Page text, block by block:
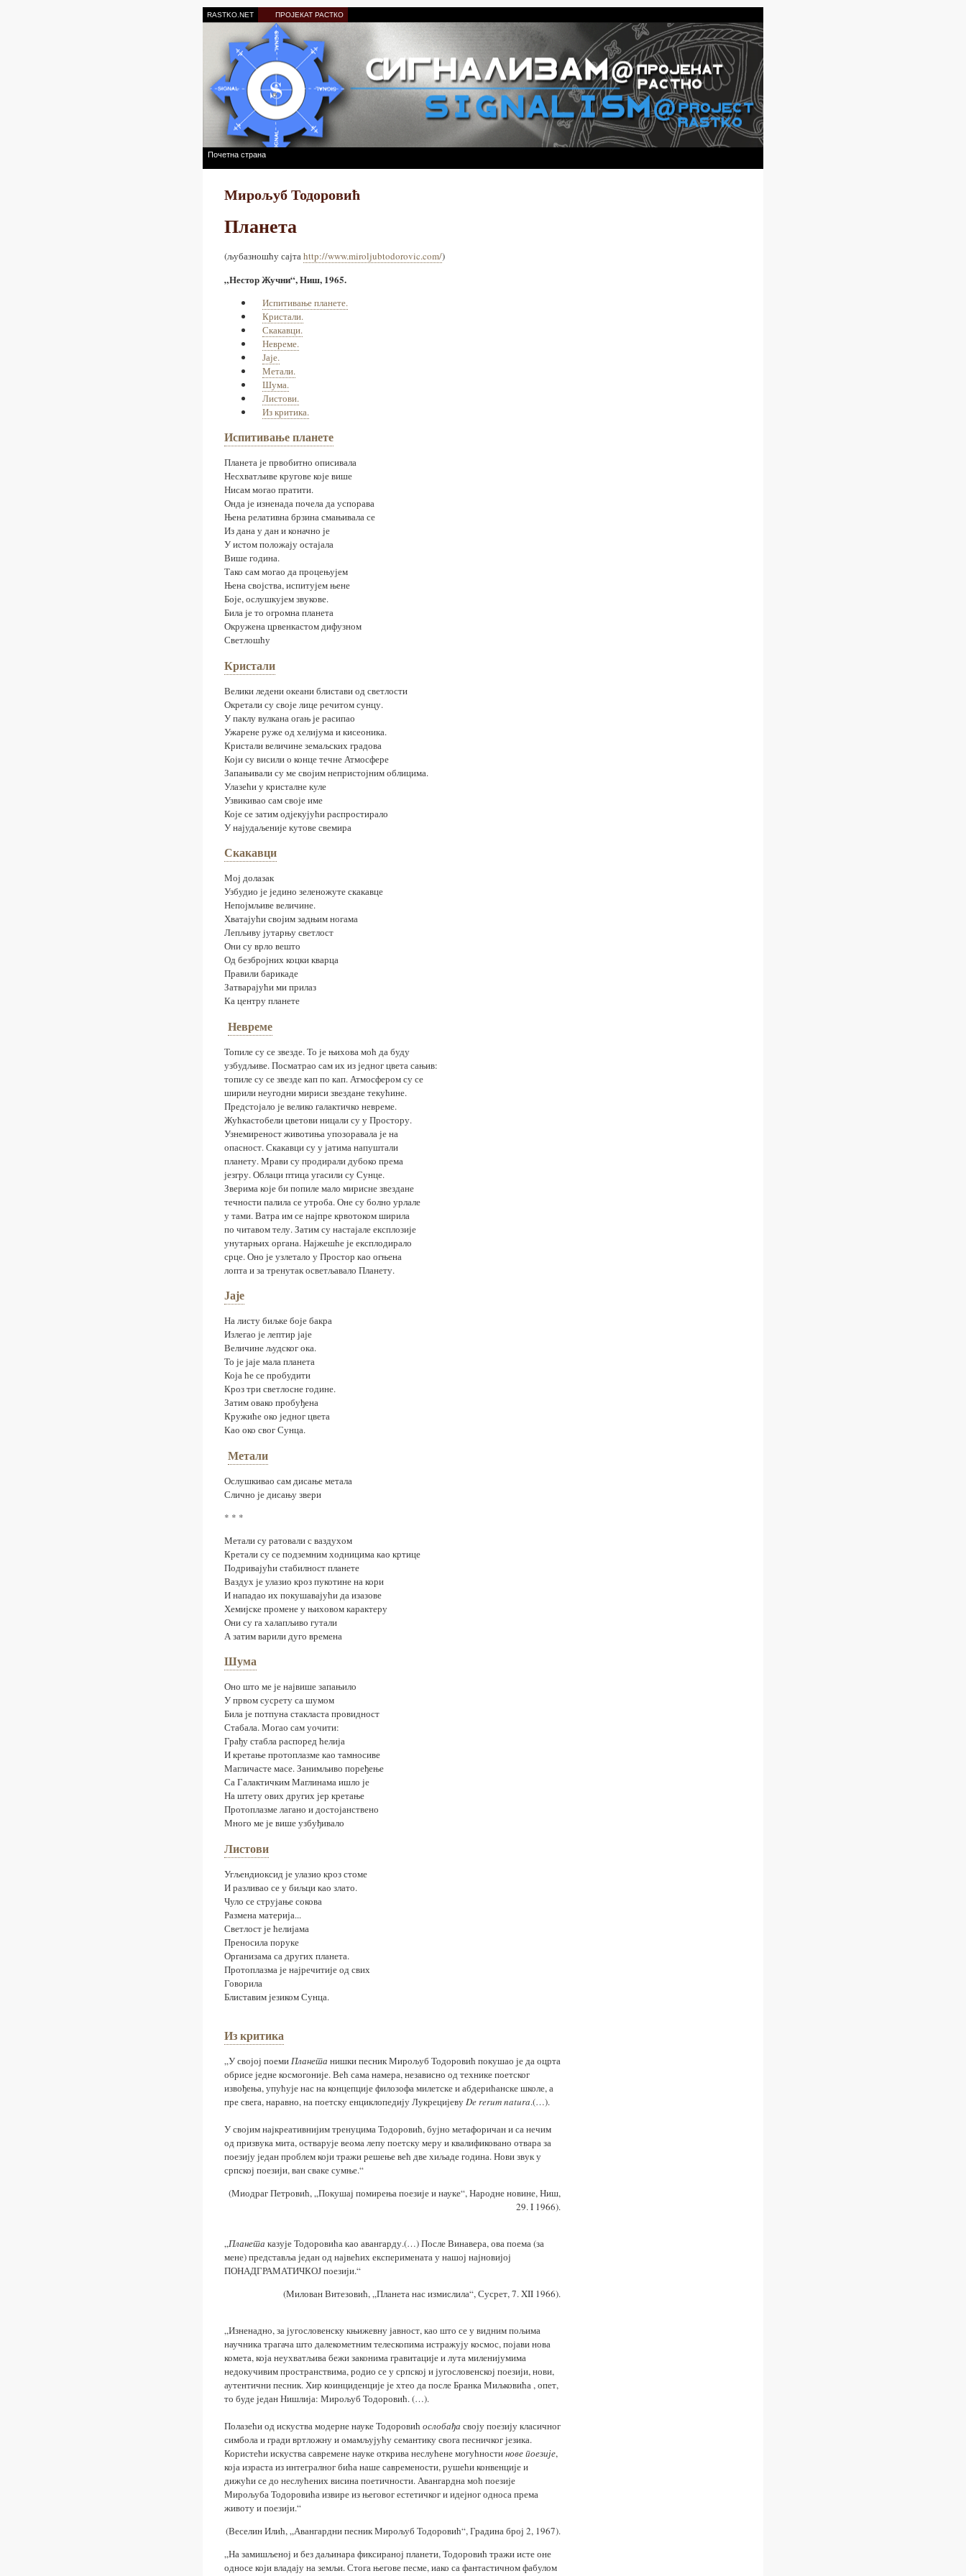
RASTKO.NET ПРОЈЕКАТ РАСТКО
Почетна страна
Мирољуб Тодоровић
Планета
(љубазношћу сајтаhttp://www.miroljubtodorovic.com/)
„Нестор Жучни“, Ниш, 1965.
Испитивање планете.
Кристали.
Скакавци.
Невреме.
Јаје.
Метали.
Шума.
Листови.
Из критика.
Испитивање планете
Планета је првобитно описивала
Несхватљиве кругове које више
Нисам могао пратити.
Онда је изненада почела да успорава
Њена релативна брзина смањивала се
Из дана у дан и коначно је
У истом положају остајала
Више година.
Тако сам могао да процењујем
Њена својства, испитујем њене
Боје, ослушкујем звукове.
Била је то огромна планета
Окружена црвенкастом дифузном
Светлошћу
Кристали
Велики ледени океани блистави од светлости
Окретали су своје лице речитом сунцу.
У паклу вулкана огањ је расипао
Ужарене руже од хелијума и кисеоника.
Кристали величине земаљских градова
Који су висили о конце течне Атмосфере
Запањивали су ме својим непристојним облицима.
Улазећи у кристалне куле
Узвикивао сам своје име
Које се затим одјекујући распростирало
У најудаљеније кутове свемира
Скакавци
Мој долазак
Узбудио је једино зеленожуте скакавце
Непојмљиве величине.
Хватајући својим задњим ногама
Лепљиву јутарњу светлост
Они су врло вешто
Од безбројних коцки кварца
Правили барикаде
Затварајући ми прилаз
Ка центру планете
Невреме
Топиле су се звезде. То је њихова моћ да буду
узбудљиве. Посматрао сам их из једног цвета сањив:
топиле су се звезде кап по кап. Атмосфером су се
ширили неугодни мириси звездане текућине.
Предстојало је велико галактичко невреме.
Жућкастобели цветови ницали су у Простору.
Узнемиреност животиња упозоравала је на
опасност. Скакавци су у јатима напуштали
планету. Мрави су продирали дубоко према
језгру. Облаци птица угасили су Сунце.
Зверима које би попиле мало мирисне звездане
течности палила се утроба. Оне су болно урлале
у тами. Ватра им се најпре крвотоком ширила
по читавом телу. Затим су настајале експлозије
унутарњих органа. Најжешће је експлодирало
срце. Оно је узлетало у Простор као огњена
лопта и за тренутак осветљавало Планету.
Јаје
На листу биљке боје бакра
Излегао је лептир јаје
Величине људског ока.
То је јаје мала планета
Која ће се пробудити
Кроз три светлосне године.
Затим овако пробуђена
Кружиће око једног цвета
Као око свог Сунца.
Метали
Ослушкивао сам дисање метала
Слично је дисању звери
* * *
Метали су ратовали с ваздухом
Кретали су се подземним ходницима као кртице
Подривајући стабилност планете
Ваздух је улазио кроз пукотине на кори
И нападао их покушавајући да изазове
Хемијске промене у њиховом карактеру
Они су га халапљиво гутали
А затим варили дуго времена
Шума
Оно што ме је највише запањило
У првом сусрету са шумом
Била је потпуна стакласта провидност
Стабала. Могао сам уочити:
Грађу стабла распоред ћелија
И кретање протоплазме као тамносиве
Магличасте масе. Занимљиво поређење
Са Галактичким Маглинама ишло је
На штету ових других јер кретање
Протоплазме лагано и достојанствено
Много ме је више узбуђивало
Листови
Угљендиоксид је улазио кроз стоме
И разливао се у биљци као злато.
Чуло се струјање сокова
Размена материја...
Светлост је ћелијама
Преносила поруке
Организама са других планета.
Протоплазма је најречитије од свих
Говорила
Блиставим језиком Сунца.
Из критика
„У својој поемиПланета нишки песник Мирољуб Тодоровић покушао је да оцрта
обрисе једне космогоније. Већ сама намера, независно од технике поетског
извођења, упућује нас на концепције филозофа милетске и абдерићанске школе, а
пре свега, наравно, на поетску енциклопедију ЛукрецијевуDe rerum natura.(…).
У својим најкреативнијим тренуцима Тодоровић, бујно метафоричан и са нечим
од призвука мита, остварује веома лепу поетску меру и квалификовано отвара за
поезију један проблем који тражи решење већ две хиљаде година. Нови звук у
српској поезији, ван сваке сумње.“
(Миодраг Петровић, „Покушај помирења поезије и науке“, Народне новине, Ниш,
29. I 1966).
„Планета казује Тодоровића као авангарду.(…) После Винавера, ова поема (за
мене) представља један од највећих експеримената у нашој најновијој
ПОНАДГРАМАТИЧКОЈ поезији.“
(Милован Витезовић, „Планета нас измислила“, Сусрет, 7. XII 1966).
„Изненадно, за југословенску књижевну јавност, као што се у видним пољима
научника трагача што далекометним телескопима истражују космос, појави нова
комета, која неухватљива бежи законима гравитације и лута миленијумима
недокучивим пространствима, родио се у српској и југословенској поезији, нови,
аутентични песник. Хир коинциденције је хтео да после Бранка Миљковића , опет,
то буде један Нишлија: Мирољуб Тодоровић. (…).
Полазећи од искуства модерне науке Тодоровићослобађа своју поезију класичног
симбола и гради вртложну и омамљујућу семантику свога песничког језика.
Користећи искуства савремене науке открива неслућене могућностинове поезије,
која израста из интегралног бића наше савремености, рушећи конвенције и
дижући се до неслућених висина поетичности. Авангардна моћ поезије
Мирољуба Тодоровића извире из његовог естетичког и идејног односа према
животу и поезији.“
(Веселин Илић, „Авангардни песник Мирољуб Тодоровић“, Градина број 2, 1967).
„На замишљеној и без даљинара фиксираној планети, Тодоровић тражи исте оне
односе који владају на земљи. Стога његове песме, иако са фантастичном фабулом